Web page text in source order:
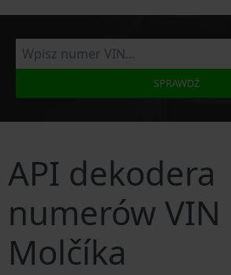
SPRAWDŹ
API dekodera
numerów VIN
Molčíka